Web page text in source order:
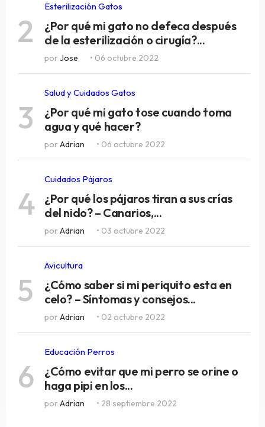
2
Esterilización Gatos
¿Por qué mi gato no defeca después
de la esterilización o cirugía?...
por Jose • 06 octubre 2022
3
Salud y Cuidados Gatos
¿Por qué mi gato tose cuando toma
agua y qué hacer?
por Adrian • 06 octubre 2022
4
Cuidados Pájaros
¿Por qué los pájaros tiran a sus crías
del nido? – Canarios,...
por Adrian • 03 octubre 2022
5
Avicultura
¿Cómo saber si mi periquito esta en
celo? – Síntomas y consejos...
por Adrian • 02 octubre 2022
6
Educación Perros
¿Cómo evitar que mi perro se orine o
haga pipi en los...
por Adrian • 28 septiembre 2022